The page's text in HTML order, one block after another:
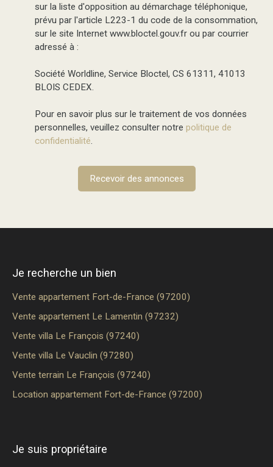
sur la liste d'opposition au démarchage téléphonique,
prévu par l'article L223-1 du code de la consommation,
sur le site Internet www.bloctel.gouv.fr ou par courrier
adressé à :
Société Worldline, Service Bloctel, CS 61311, 41013
BLOIS CEDEX.
Pour en savoir plus sur le traitement de vos données
personnelles, veuillez consulter notre politique de
confidentialité.
Recevoir des annonces
Je recherche un bien
Vente appartement Fort-de-France (97200)
Vente appartement Le Lamentin (97232)
Vente villa Le François (97240)
Vente villa Le Vauclin (97280)
Vente terrain Le François (97240)
Location appartement Fort-de-France (97200)
Je suis propriétaire